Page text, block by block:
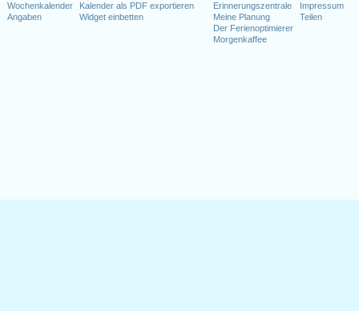
Wochenkalender
Angaben
Kalender als PDF exportieren
Widget einbetten
Erinnerungszentrale
Meine Planung
Der Ferienoptimierer
Morgenkaffee
Impressum
Teilen